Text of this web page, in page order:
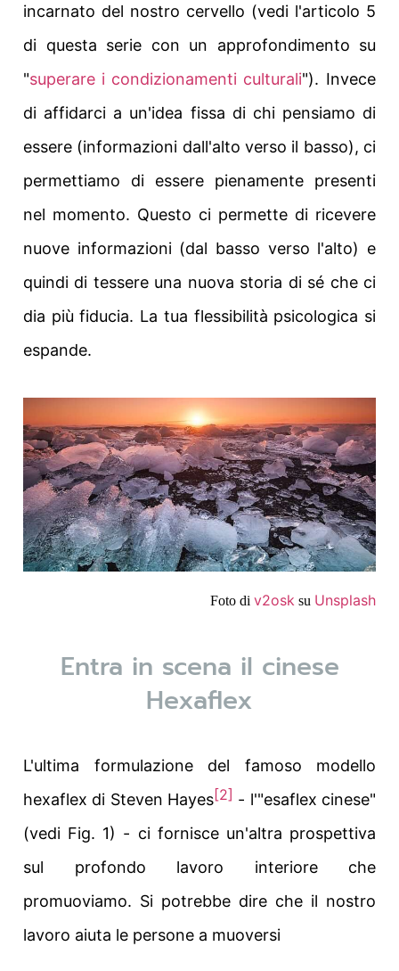
incarnato del nostro cervello (vedi l'articolo 5
di questa serie con un approfondimento su
"superare i condizionamenti culturali"). Invece
di affidarci a un'idea fissa di chi pensiamo di
essere (informazioni dall'alto verso il basso), ci
permettiamo di essere pienamente presenti
nel momento. Questo ci permette di ricevere
nuove informazioni (dal basso verso l'alto) e
quindi di tessere una nuova storia di sé che ci
dia più fiducia. La tua flessibilità psicologica si
espande.
Foto di v2osk su Unsplash
Entra in scena il cinese
Hexaflex
L'ultima formulazione del famoso modello
hexaflex di Steven Hayes[2] - l'"esaflex cinese"
(vedi Fig. 1) - ci fornisce un'altra prospettiva
sul profondo lavoro interiore che
promuoviamo. Si potrebbe dire che il nostro
lavoro aiuta le persone a muoversi